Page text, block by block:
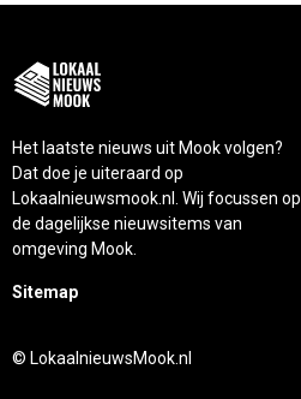
Het laatste nieuws uit Mook volgen?
Dat doe je uiteraard op
Lokaalnieuwsmook.nl. Wij focussen op
de dagelijkse nieuwsitems van
omgeving Mook.
Sitemap
© LokaalnieuwsMook.nl